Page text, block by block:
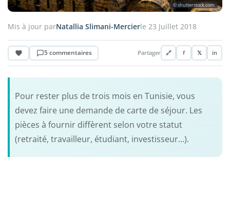
© shutterstock.com
Mis à jour parNatallia Slimani-Mercierle 23 Juillet 2018
5 commentaires Partager 🔗 f 𝕏 in
Pour rester plus de trois mois en Tunisie, vous
devez faire une demande de carte de séjour. Les
pièces à fournir diffèrent selon votre statut
(retraité, travailleur, étudiant, investisseur...).